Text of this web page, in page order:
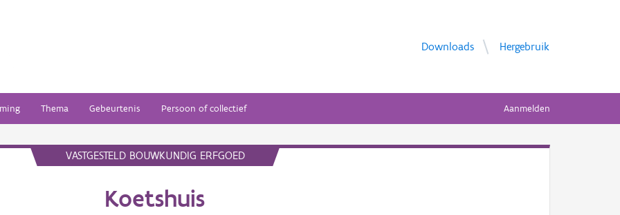
Downloads Hergebruik
Thema Gebeurtenis Persoon of collectief Aanmelden
VASTGESTELD BOUWKUNDIG ERFGOED
Koetshuis